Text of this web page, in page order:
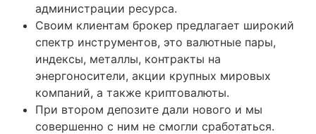
администрации ресурса.
Своим клиентам брокер предлагает широкий
спектр инструментов, это валютные пары,
индексы, металлы, контракты на
энергоносители, акции крупных мировых
компаний, а также криптовалюты.
При втором депозите дали нового и мы
совершенно с ним не смогли сработаться.